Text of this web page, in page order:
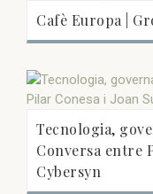
Cafè Europa |
Tecnologia,
Conversa entre
Cybersyn